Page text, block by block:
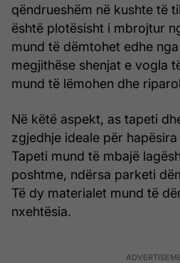
qëndrueshëm në kushte të
është plotësisht i mbrojtur
mund të dëmtohet edhe
megjithëse shenjat e vogla
mund të lëmohen dhe
Në këtë aspekt, as tapeti
zgjedhje ideale për
Tapeti mund të mbajë
poshtme, ndërsa parketi
Të dy materialet mund të
nxehtësia.